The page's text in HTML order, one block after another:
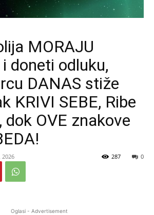
MORAJU
i doneti odluku,
DANAS stiže
KRIVI SEBE, Ribe
dok OVE znakove
2026 0
287
Oglasi - Advertisement